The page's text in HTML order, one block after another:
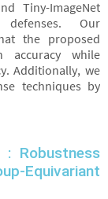
Tiny-ImageNet
Our
the proposed
accuracy while
Additionally, we
techniques by
: Robustness
Equivariant